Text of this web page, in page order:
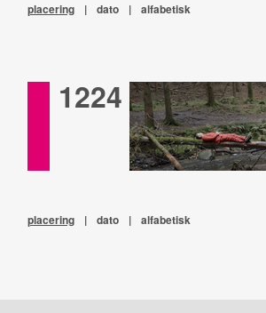
placering | dato | alfabetisk
1224
placering | dato | alfabetisk